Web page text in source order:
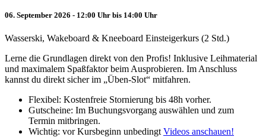
06. September 2026 - 12:00 Uhr bis 14:00 Uhr
Wasserski, Wakeboard & Kneeboard Einsteigerkurs (2 Std.)
Lerne die Grundlagen direkt von den Profis! Inklusive Leihmaterial
und maximalem Spaßfaktor beim Ausprobieren. Im Anschluss
kannst du direkt sicher im „Üben-Slot“ mitfahren.
Flexibel: Kostenfreie Stornierung bis 48h vorher.
Gutscheine: Im Buchungsvorgang auswählen und zum
Termin mitbringen.
Wichtig: vor Kursbeginn unbedingt Videos anschauen!